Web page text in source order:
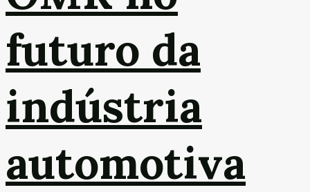
futuro da
indústria
automotiva